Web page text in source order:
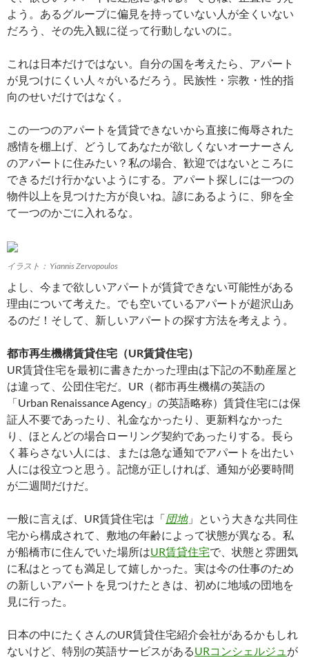
よう。あるグループに偏見を持っていない人が全くいない
だろう、その先入観に従って行動しないのに。
これは日本だけではない。自分の国を考えたら、アパート
が見つけにくい人々がいるだろう。民族性・宗教・性的指
向のせいだけではなく。
この一つのアパートを賃貸できないから直接に侮辱された
感情を棚上げ、どうしてあなたが欲しくないオーナーさん
のアパートに住みたい？私の場合、歓迎ではないところに
できるだけ行かないようにする。アパート探しには一つの
物件以上を見つけた方が良いね。諺にあるように、卵を全
て一つのかごに入れるな。
イラスト： Yiannis Zervopoulos
よし、今まで欲しいアパートが賃貸できない可能性がある
理由について考えた。でも空いているアパートが超沢山あ
るのだ！そして、新しいアパートの探す方法を考えよう。
都市再生機構賃貸住宅（UR賃貸住宅）
UR賃貸住宅を最初に書きたかった理由は下記の不動産屋と
は違って、公団住宅だ。UR（都市再生機構の英語の
「Urban Renaissance Agency」の英語略称）賃貸住宅には保
証人不要であったり、礼金なかったり、更新料なかった
り、ほとんどの場合ローリング契約であったりする。長ら
く暮らさない人には、または急な通知でアパートを出たい
人には役立つと思う。記憶が正しければ、通知が必要時間
が二週間だけだ。
一般に言えば、UR賃貸住宅は「団地」という大きな共同住
宅から構成されて、敷地の年齢によって状態が異なる。私
が船橋市に住んでいた場所はUR賃貸住宅で、状態と雰囲気
に私はとっても満足して嬉しかった。実は今の仕事のため
の新しいアパートを見つけたときは、初めに地域の団地を
見に行った。
日本の中にたくさんのUR賃貸住宅紹介会社があるかもしれ
ないけど、特別の英語サービスがあるURコンシェルジュ が